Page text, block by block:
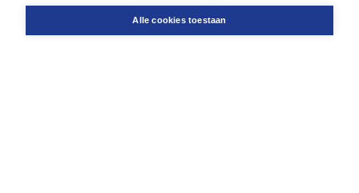
Alle cookies toestaan